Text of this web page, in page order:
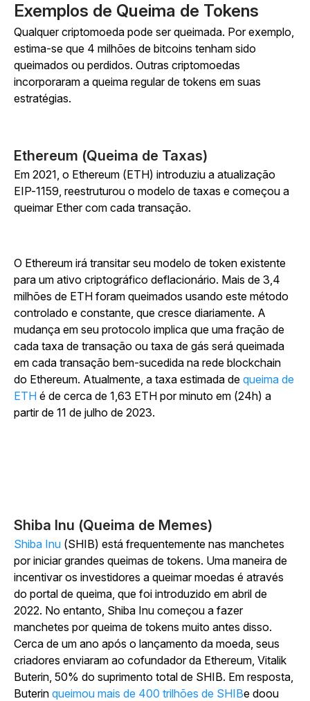
Exemplos de Queima de Tokens
Qualquer criptomoeda pode ser queimada. Por exemplo,
estima-se que 4 milhões de bitcoins tenham sido
queimados ou perdidos. Outras criptomoedas
incorporaram a queima regular de tokens em suas
estratégias.
Ethereum (Queima de Taxas)
Em 2021, o Ethereum (ETH) introduziu a atualização
EIP-1159, reestruturou o modelo de taxas e começou a
queimar Ether com cada transação.
O Ethereum irá transitar seu modelo de token existente
para um ativo criptográfico deflacionário. Mais de 3,4
milhões de ETH foram queimados usando este método
controlado e constante, que cresce diariamente. A
mudança em seu protocolo implica que uma fração de
cada taxa de transação ou taxa de gás será queimada
em cada transação bem-sucedida na rede blockchain
do Ethereum. Atualmente, a taxa estimada de queima de
ETH é de cerca de 1,63 ETH por minuto em (24h) a
partir de 11 de julho de 2023.
Shiba Inu (Queima de Memes)
Shiba Inu (SHIB) está frequentemente nas manchetes
por iniciar grandes queimas de tokens. Uma maneira de
incentivar os investidores a queimar moedas é através
do portal de queima, que foi introduzido em abril de
2022. No entanto, Shiba Inu começou a fazer
manchetes por queima de tokens muito antes disso.
Cerca de um ano após o lançamento da moeda, seus
criadores enviaram ao cofundador da Ethereum, Vitalik
Buterin, 50% do suprimento total de SHIB. Em resposta,
Buterin queimou mais de 400 trilhões de SHIBe doou